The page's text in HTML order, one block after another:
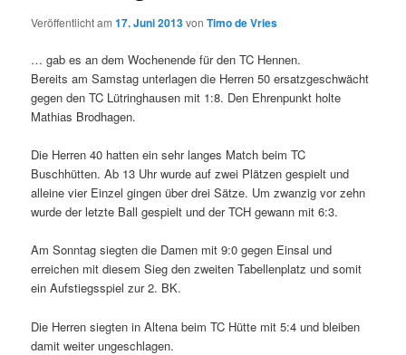
Veröffentlicht am17. Juni 2013vonTimo de Vries
… gab es an dem Wochenende für den TC Hennen.
Bereits am Samstag unterlagen die Herren 50 ersatzgeschwächt
gegen den TC Lütringhausen mit 1:8. Den Ehrenpunkt holte
Mathias Brodhagen.
Die Herren 40 hatten ein sehr langes Match beim TC
Buschhütten. Ab 13 Uhr wurde auf zwei Plätzen gespielt und
alleine vier Einzel gingen über drei Sätze. Um zwanzig vor zehn
wurde der letzte Ball gespielt und der TCH gewann mit 6:3.
Am Sonntag siegten die Damen mit 9:0 gegen Einsal und
erreichen mit diesem Sieg den zweiten Tabellenplatz und somit
ein Aufstiegsspiel zur 2. BK.
Die Herren siegten in Altena beim TC Hütte mit 5:4 und bleiben
damit weiter ungeschlagen.